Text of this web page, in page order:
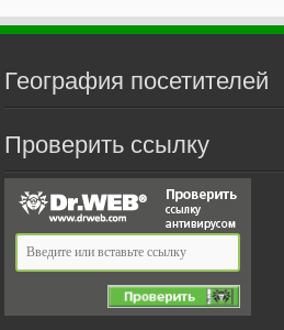
География посетителей
Проверить ссылку